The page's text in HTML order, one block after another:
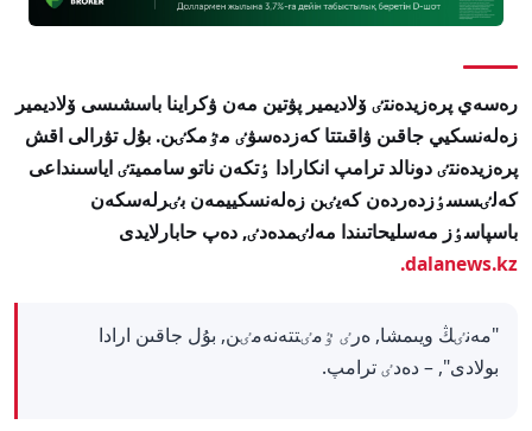
رەسەي پرەزيدەنتٸ ۆلاديمير پۋتين مەن ۋكراينا باسشىسى ۆلاديمير
زەلەنسكيي جاقىن ۋاقىتتا كەزدەسۋٸ مٷمكٸن. بۇل تۋرالى اقش
پرەزيدەنتٸ دونالد ترامپ انكارادا ٶتكەن ناتو سامميتٸ اياسىنداعى
كەلٸسسٶزدەردەن كەيٸن زەلەنسكييمەن بٸرلەسكەن
باسپاسٶز مەسليحاتىندا مەلٸمدەدٸ, دەپ حابارلايدى
dalanews.kz.
"مەنٸڭ ويىمشا, ەرٸ ٷمٸتتەنەمٸن, بۇل جاقىن ارادا
بولادى", – دەدٸ ترامپ.